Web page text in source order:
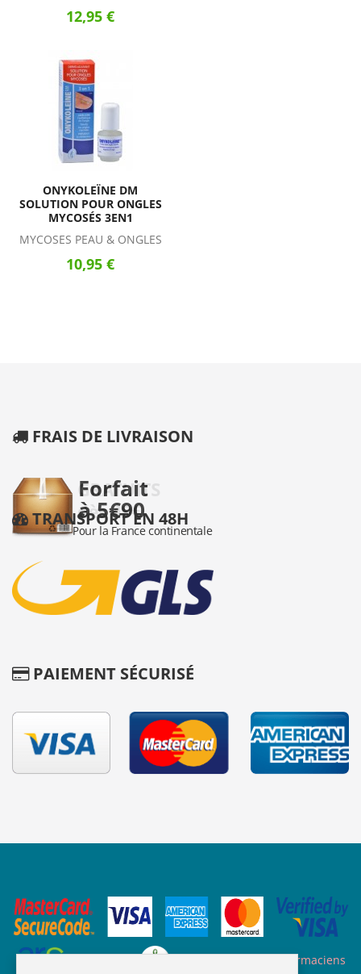
12,95 €
ONYKOLEÏNE DM
SOLUTION POUR ONGLES
MYCOSÉS 3EN1
MYCOSES PEAU & ONGLES
10,95 €
FRAIS DE LIVRAISON
TRANSPORT EN 48H
PAIEMENT SÉCURISÉ
Site de l'ordre des pharmaciens